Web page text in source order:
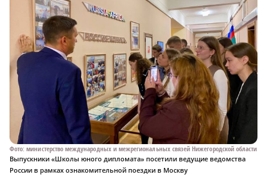
Фото: министерство международных и межрегиональных связей Нижегородской области
Выпускники «Школы юного дипломата» посетили ведущие ведомства
России в рамках ознакомительной поездки в Москву